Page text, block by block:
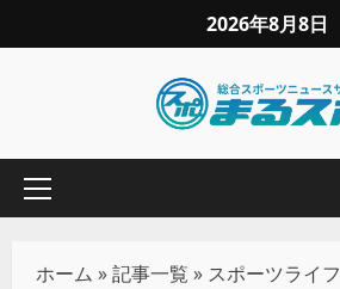
2026年8月8日
ホーム »記事一覧 » スポーツライフ